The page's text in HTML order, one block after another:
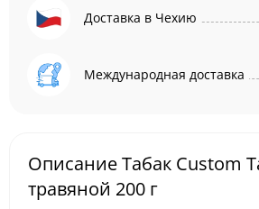
Доставка в Чехию
Международная доставка
Описание Табак Custom
травяной 200 г